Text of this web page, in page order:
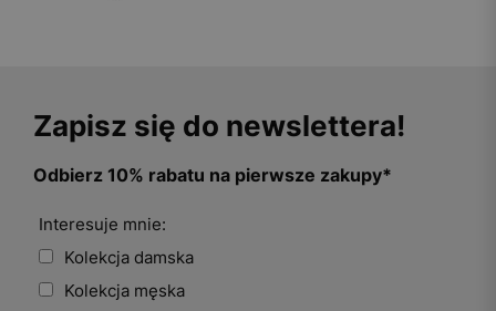
Zapisz się do newslettera!
Odbierz 10% rabatu na pierwsze zakupy*
Interesuje mnie:
Kolekcja damska
Kolekcja męska